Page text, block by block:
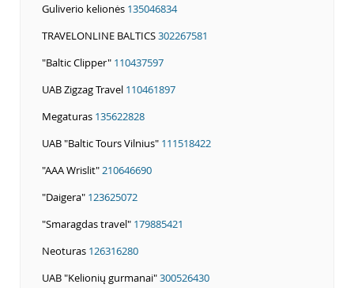
Guliverio kelionės 135046834
TRAVELONLINE BALTICS302267581
"Baltic Clipper" 110437597
UAB Zigzag Travel 110461897
Megaturas 135622828
UAB "Baltic Tours Vilnius" 111518422
"AAA Wrislit" 210646690
"Daigera" 123625072
"Smaragdas travel" 179885421
Neoturas 126316280
UAB "Kelionių gurmanai"300526430